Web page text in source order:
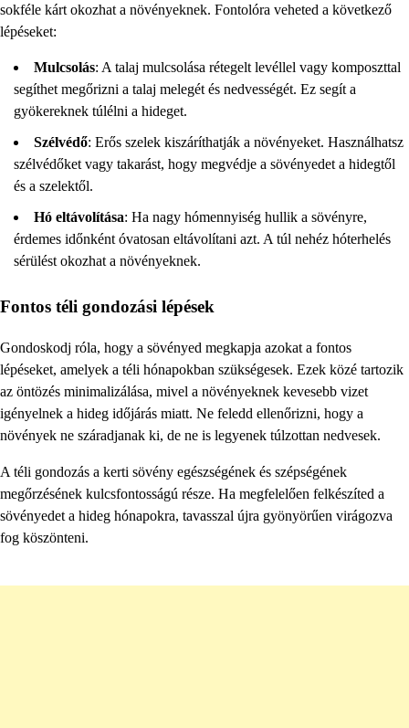
sokféle kárt okozhat a növényeknek. Fontolóra veheted a következő
lépéseket:
Mulcsolás: A talaj mulcsolása rétegelt levéllel vagy komposzttal
segíthet megőrizni a talaj melegét és nedvességét. Ez segít a
gyökereknek túlélni a hideget.
Szélvédő: Erős szelek kiszáríthatják a növényeket. Használhatsz
szélvédőket vagy takarást, hogy megvédje a sövényedet a hidegtől
és a szelektől.
Hó eltávolítása: Ha nagy hómennyiség hullik a sövényre,
érdemes időnként óvatosan eltávolítani azt. A túl nehéz hóterhelés
sérülést okozhat a növényeknek.
Fontos téli gondozási lépések
Gondoskodj róla, hogy a sövényed megkapja azokat a fontos
lépéseket, amelyek a téli hónapokban szükségesek. Ezek közé tartozik
az öntözés minimalizálása, mivel a növényeknek kevesebb vizet
igényelnek a hideg időjárás miatt. Ne feledd ellenőrizni, hogy a
növények ne száradjanak ki, de ne is legyenek túlzottan nedvesek.
A téli gondozás a kerti sövény egészségének és szépségének
megőrzésének kulcsfontosságú része. Ha megfelelően felkészíted a
sövényedet a hideg hónapokra, tavasszal újra gyönyörűen virágozva
fog köszönteni.